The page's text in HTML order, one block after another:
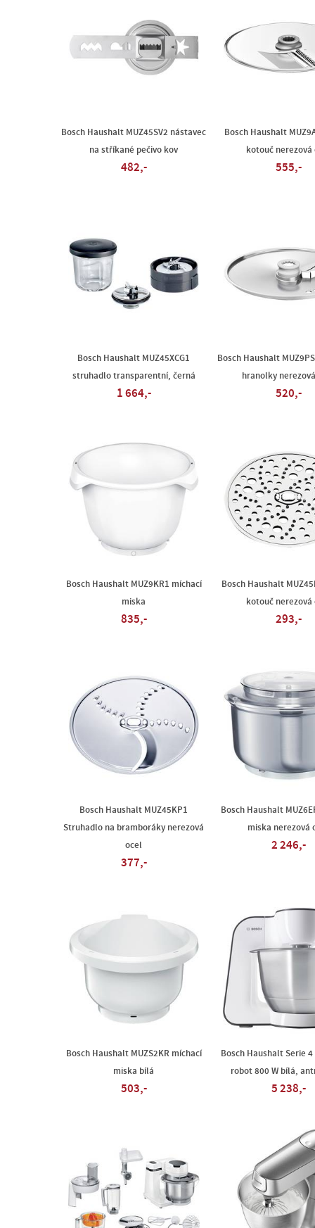
Bosch Haushalt MUZ45SV2 nástavec
na stříkané pečivo kov
482,-
Bosch Haushalt
kotouč nerezová
555,-
Bosch Haushalt MUZ45XCG1
struhadlo transparentní, černá
1 664,-
Bosch Haushalt
hranolky
520,-
Bosch Haushalt MUZ9KR1 míchací
miska
835,-
Bosch Haushalt
kotouč nerezová
293,-
Bosch Haushalt MUZ45KP1
Struhadlo na bramboráky nerezová
ocel
377,-
Bosch Haushalt
miska nerezová
2 246,-
Bosch Haushalt MUZS2KR míchací
miska bílá
503,-
Bosch Haushalt Serie
robot 800 W bílá,
5 238,-